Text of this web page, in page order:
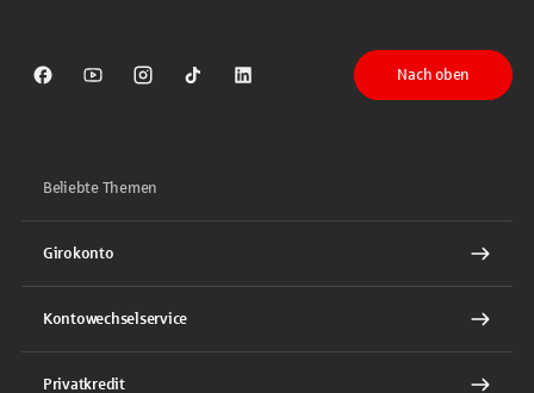
Sparkasse auf Facebook
Sparkasse auf Youtube
Sparkasse auf Instagram
Sparkasse auf TikTok
Sparkasse auf LinkedIn
Nach oben
Beliebte Themen
Girokonto
Kontowechselservice
Privatkredit